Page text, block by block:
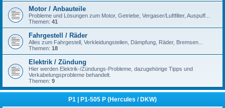
Motor / Anbauteile
Probleme und Lösungen zum Motor, Getriebe, Vergaser/Luftfilter, Auspuff...
Themen: 41
Fahrgestell / Räder
Alles zum Fahrgestell, Verkleidungsteilen, Dämpfung, Räder, Bremsen...
Themen: 18
Elektrik / Zündung
Hier werden Elektrik-/Zündungs-Probleme, dazugehörige Tipps und
Verkabelungsprobleme behandelt.
Themen: 9
P1 | P1-505 P (Hercules / DKW)